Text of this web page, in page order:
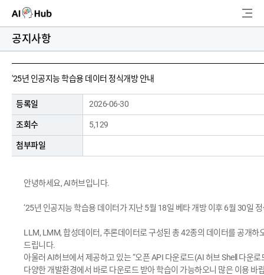
AI-Hub
AI 데이터찾기
AI 허브소개
커뮤니티
AI 개발지원
고객지원
색
공지사항
'25년 인공지능 학습용 데이터 정식개방 안내
등록일 2026-06-30
조회수 5,129
첨부파일
안녕하세요, AI허브입니다.
‘25년 인공지능 학습용 데이터가 지난 5월 18일 베타 개방 이후 6월 30일
LLM, LMM, 합성데이터, 추론데이터로 구성된 총 42종의 데이터를 공개하
드립니다.
아울러 AI허브에서 제공하고 있는 “오픈 API 다운로드(AI 허브 Shell 다운
다양한 개발환경에서 바로 다운로드 받아 학습이 가능하오니 많은 이용 바